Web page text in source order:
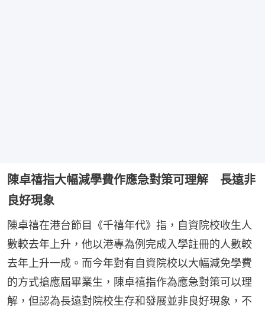
陳卓禧指大幅減學費作應急對策可理解 長遠非
良好現象
陳卓禧在港台節目《千禧年代》指，自資院校收生人
數較去年上升，他以港專為例完成入學註冊的人數較
去年上升一成。而今年對有自資院校以大幅減免學費
的方式搶應屆畢業生，陳卓禧指作為應急對策可以理
解，但認為長遠對院校生存和發展並非良好現象，不